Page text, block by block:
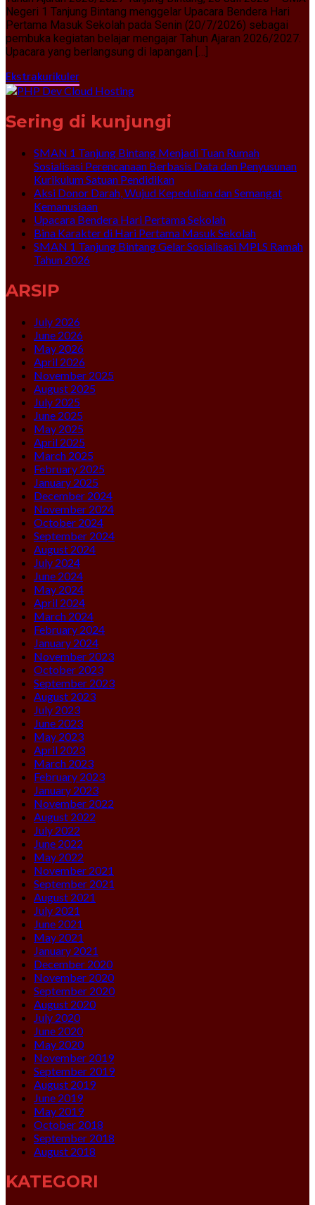
Negeri 1 Tanjung Bintang menggelar Upacara Bendera Hari
Pertama Masuk Sekolah pada Senin (20/7/2026) sebagai
pembuka kegiatan belajar mengajar Tahun Ajaran 2026/2027.
Upacara yang berlangsung di lapangan […]
Ekstrakurikuler
Sering di kunjungi
SMAN 1 Tanjung Bintang Menjadi Tuan Rumah
Sosialisasi Perencanaan Berbasis Data dan Penyusunan
Kurikulum Satuan Pendidikan
Aksi Donor Darah, Wujud Kepedulian dan Semangat
Kemanusiaan
Upacara Bendera Hari Pertama Sekolah
Bina Karakter di Hari Pertama Masuk Sekolah
SMAN 1 Tanjung Bintang Gelar Sosialisasi MPLS Ramah
Tahun 2026
ARSIP
July 2026
June 2026
May 2026
April 2026
November 2025
August 2025
July 2025
June 2025
May 2025
April 2025
March 2025
February 2025
January 2025
December 2024
November 2024
October 2024
September 2024
August 2024
July 2024
June 2024
May 2024
April 2024
March 2024
February 2024
January 2024
November 2023
October 2023
September 2023
August 2023
July 2023
June 2023
May 2023
April 2023
March 2023
February 2023
January 2023
November 2022
August 2022
July 2022
June 2022
May 2022
November 2021
September 2021
August 2021
July 2021
June 2021
May 2021
January 2021
December 2020
November 2020
September 2020
August 2020
July 2020
June 2020
May 2020
November 2019
September 2019
August 2019
June 2019
May 2019
October 2018
September 2018
August 2018
KATEGORI